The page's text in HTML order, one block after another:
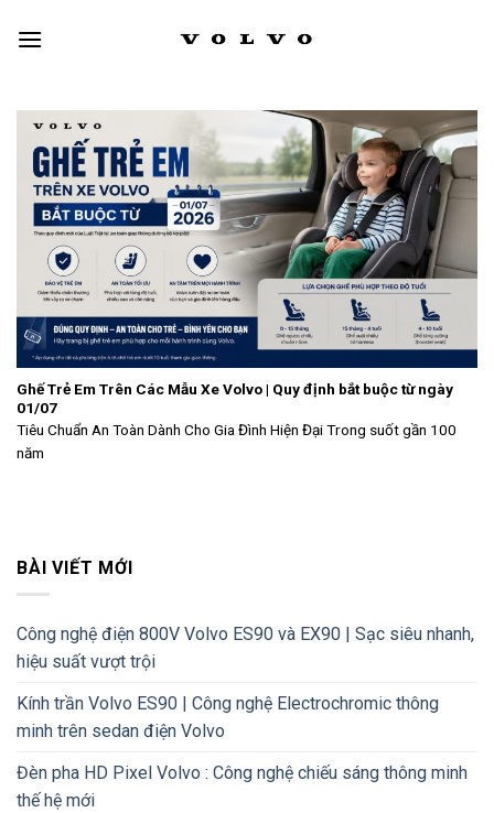
Ghế Trẻ Em Trên Các Mẫu Xe Volvo | Quy định bắt buộc từ ngày
01/07
Tiêu Chuẩn An Toàn Dành Cho Gia Đình Hiện Đại Trong suốt gần 100
năm
BÀI VIẾT MỚI
Công nghệ điện 800V Volvo ES90 và EX90 | Sạc siêu nhanh,
hiệu suất vượt trội
Kính trần Volvo ES90 | Công nghệ Electrochromic thông
minh trên sedan điện Volvo
Đèn pha HD Pixel Volvo : Công nghệ chiếu sáng thông minh
thế hệ mới